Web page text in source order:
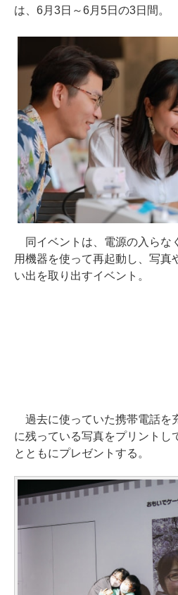
は、6月3日～6月5日の3日間。
同イベントは、電源の入らな
用機器を使って再起動し、写真
い出を取り出すイベント。
過去に使っていた携帯電話を
に残っている写真をプリントし
とともにプレゼントする。